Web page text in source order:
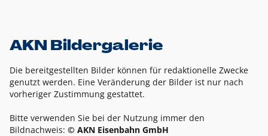
AKN Bildergalerie
Die bereitgestellten Bilder können für redaktionelle Zwecke
genutzt werden. Eine Veränderung der Bilder ist nur nach
vorheriger Zustimmung gestattet.
Bitte verwenden Sie bei der Nutzung immer den
Bildnachweis: © AKN Eisenbahn GmbH